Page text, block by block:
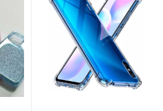
Cirkus